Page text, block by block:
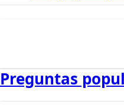
Preguntas